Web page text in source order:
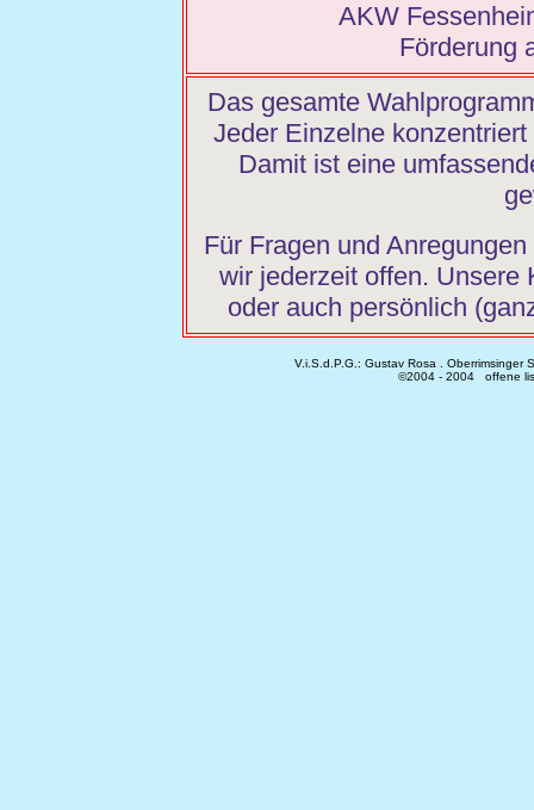
AKW
Förderung
Das gesamte
Jeder Einzelne
Damit ist eine
Für Fragen und
wir jederzeit offen. Unsere
oder auch persönlich
V.i.S.d.P.G.: Gustav Rosa . Oberrimsinger
©2004 - 2004offene